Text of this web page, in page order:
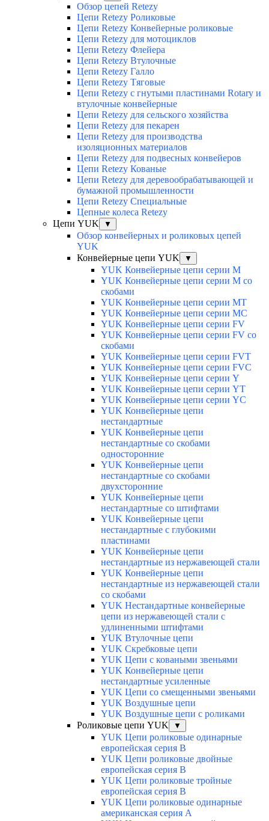
Обзор цепей Retezy
Цепи Retezy Роликовые
Цепи Retezy Конвейерные роликовые
Цепи Retezy для мотоциклов
Цепи Retezy Флейера
Цепи Retezy Втулочные
Цепи Retezy Галло
Цепи Retezy Tяговые
Цепи Retezy с гнутыми пластинами Rotary и
втулочные конвейерные
Цепи Retezy для сельского хозяйства
Цепи Retezy для пекарен
Цепи Retezy для производства
изоляционных материалов
Цепи Retezy для подвесных конвейеров
Цепи Retezy Кованые
Цепи Retezy для деревообрабатывающей и
бумажной промышленности
Цепи Retezy Специальные
Цепные колеса Retezy
Цепи YUK
▼
Обзор конвейерных и роликовых цепей
YUK
Конвейерные цепи YUK
▼
YUK Конвейерные цепи серии М
YUK Конвейерные цепи серии М со
скобами
YUK Конвейерные цепи серии МТ
YUK Конвейерные цепи серии МС
YUK Конвейерные цепи серии FV
YUK Конвейерные цепи серии FV со
скобами
YUK Конвейерные цепи серии FVT
YUK Конвейерные цепи серии FVC
YUK Конвейерные цепи серии Y
YUK Конвейерные цепи серии YТ
YUK Конвейерные цепи серии YС
YUK Конвейерные цепи
нестандартные
YUK Конвейерные цепи
нестандартные со скобами
односторонние
YUK Конвейерные цепи
нестандартные со скобами
двухсторонние
YUK Конвейерные цепи
нестандартные со штифтами
YUK Конвейерные цепи
нестандартные с глубокими
пластинами
YUK Конвейерные цепи
нестандартные из нержавеющей стали
YUK Конвейерные цепи
нестандартные из нержавеющей стали
со скобами
YUK Нестандартные конвейерные
цепи из нержавеющей стали с
удлиненными штифтами
YUK Втулочные цепи
YUK Скребковые цепи
YUK Цепи с коваными звеньями
YUK Конвейерные цепи
нестандартные усиленные
YUK Цепи со смещенными звеньями
YUK Воздушные цепи
YUK Воздушные цепи с роликами
Роликовые цепи YUK
▼
YUK Цепи роликовые одинарные
европейская серия В
YUK Цепи роликовые двойные
европейская серия В
YUK Цепи роликовые тройные
европейская серия В
YUK Цепи роликовые одинарные
американская серия А